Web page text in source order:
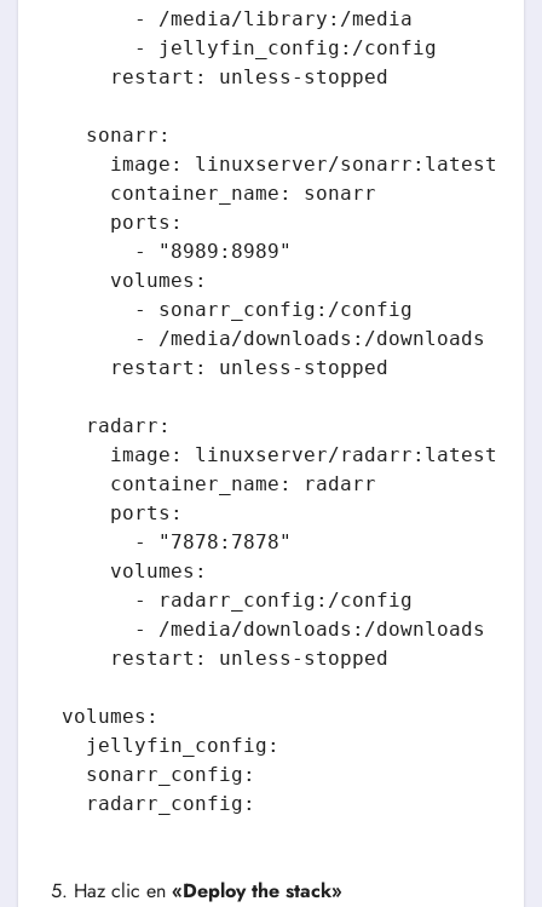
      - /media/library:/media
      - jellyfin_config:/config
    restart: unless-stopped
  sonarr:
    image: linuxserver/sonarr:latest
    container_name: sonarr
    ports:
      - "8989:8989"
    volumes:
      - sonarr_config:/config
      - /media/downloads:/downloads
    restart: unless-stopped
  radarr:
    image: linuxserver/radarr:latest
    container_name: radarr
    ports:
      - "7878:7878"
    volumes:
      - radarr_config:/config
      - /media/downloads:/downloads
    restart: unless-stopped
volumes:
  jellyfin_config:
  sonarr_config:
Haz clic en «Deploy the stack»